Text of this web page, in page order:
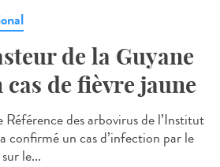
de la Guyane
de fièvre jaune
des arbovirus de l’Institut
confirmé un cas d’infection par le
le...